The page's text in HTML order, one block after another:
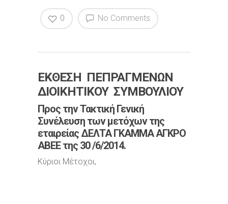
No Comments
0
ΕΚΘΕΣΗ ΠΕΠΡΑΓΜΕΝΩΝ
ΔΙΟΙΚΗΤΙΚΟΥ ΣΥΜΒΟΥΛΙΟΥ
Προς την Τακτική Γενική
Συνέλευση των μετόχων της
εταιρείας ΔΕΛΤΑ ΓΚΑΜΜΑ ΑΓΚΡΟ
ΑΒΕΕ της 30 /6/2014.
Κύριοι Μέτοχοι,